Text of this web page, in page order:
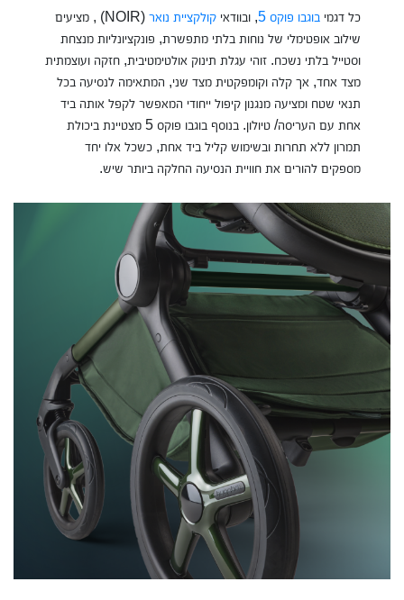
כל דגמי בוגבו פוקס 5 , ובוודאיקולקציית נואר
(NOIR) , מציעים
שילוב אופטימלי של נוחות בלתי מתפשרת, פונקציונליות מנצחת
וסטייל בלתי נשכח. זוהי עגלת תינוק אולטימטיבית, חזקה ועוצמתית
מצד אחד, אך קלה וקומפקטית מצד שני, המתאימה לנסיעה בכל
תנאי שטח ומציעה מנגנון קיפול ייחודי המאפשר לקפל אותה ביד
אחת עם העריסה/ טיולון. בנוסף בוגבו פוקס 5 מצטיינת ביכולת
תמרון ללא תחרות ובשימוש קליל ביד אחת, כשכל אלו יחד
מספקים להורים את חוויית הנסיעה החלקה ביותר שיש.